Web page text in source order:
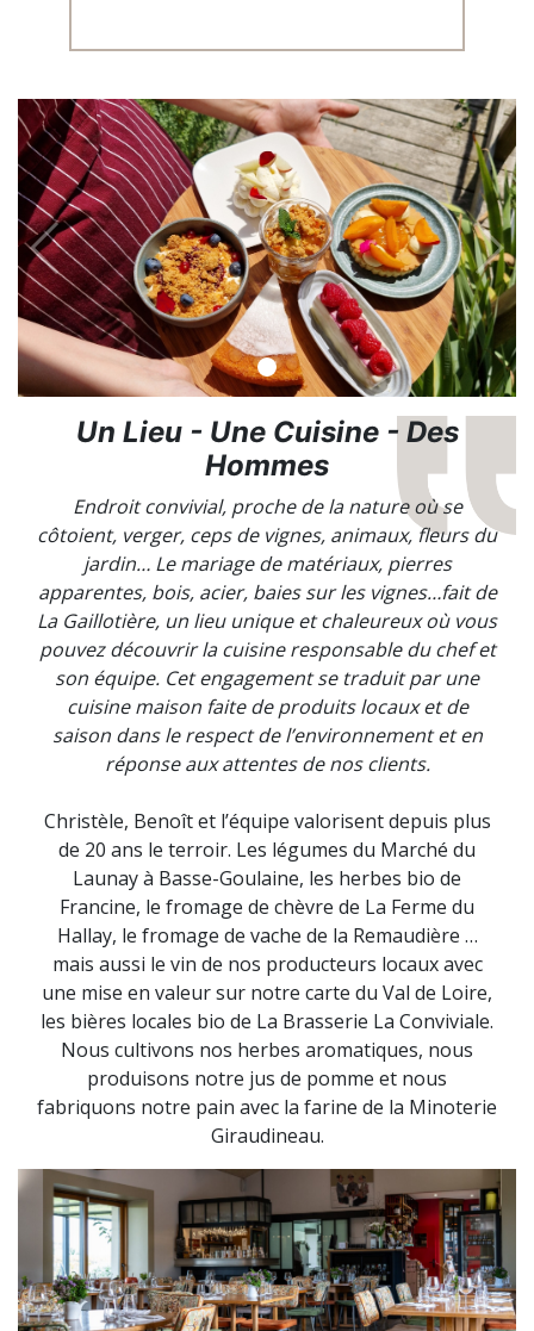
Un Lieu - Une Cuisine - Des
Hommes
Endroit convivial, proche de la nature où se
côtoient, verger, ceps de vignes, animaux, fleurs du
jardin… Le mariage de matériaux, pierres
apparentes, bois, acier, baies sur les vignes…fait de
La Gaillotière, un lieu unique et chaleureux où vous
pouvez découvrir la cuisine responsable du chef et
son équipe. Cet engagement se traduit par une
cuisine maison faite de produits locaux et de
saison dans le respect de l’environnement et en
réponse aux attentes de nos clients.
Christèle, Benoît et l’équipe valorisent depuis plus
de 20 ans le terroir. Les légumes du Marché du
Launay à Basse-Goulaine, les herbes bio de
Francine, le fromage de chèvre de La Ferme du
Hallay, le fromage de vache de la Remaudière …
mais aussi le vin de nos producteurs locaux avec
une mise en valeur sur notre carte du Val de Loire,
les bières locales bio de La Brasserie La Conviviale.
Nous cultivons nos herbes aromatiques, nous
produisons notre jus de pomme et nous
fabriquons notre pain avec la farine de la Minoterie
Giraudineau.